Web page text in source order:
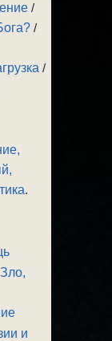
/
/
/
.
Зло,
и